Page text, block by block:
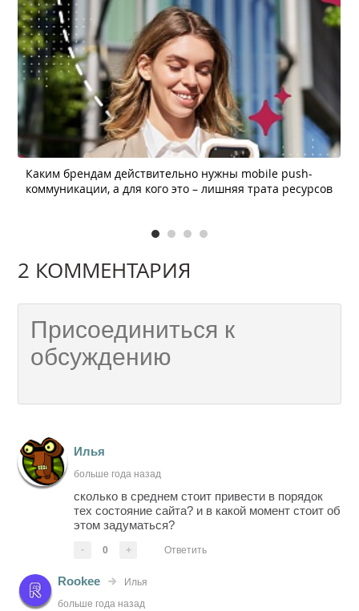
Каким брендам действительно нужны mobile push-
коммуникации, а для кого это – лишняя трата ресурсов
2 КОММЕНТАРИЯ
Илья
больше года назад
сколько в среднем стоит привести в порядок
тех состояние сайта? и в какой момент стоит об
этом задуматься?
- 0 + Ответить
Rookee
Илья
больше года назад